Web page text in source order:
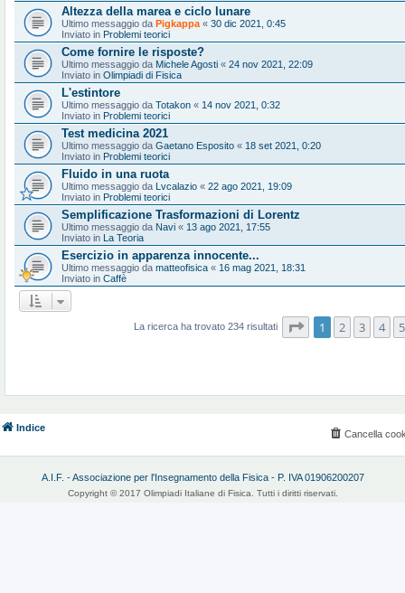
Altezza della marea e ciclo lunare
Ultimo messaggio da Pigkappa « 30 dic 2021, 0:45
Inviato in Problemi teorici
Come fornire le risposte?
Ultimo messaggio da Michele Agosti « 24 nov 2021, 22:09
Inviato in Olimpiadi di Fisica
L'estintore
Ultimo messaggio da Totakon « 14 nov 2021, 0:32
Inviato in Problemi teorici
Test medicina 2021
Ultimo messaggio da Gaetano Esposito « 18 set 2021, 0:20
Inviato in Problemi teorici
Fluido in una ruota
Ultimo messaggio da Lvcalazio « 22 ago 2021, 19:09
Inviato in Problemi teorici
Semplificazione Trasformazioni di Lorentz
Ultimo messaggio da Navi « 13 ago 2021, 17:55
Inviato in La Teoria
Esercizio in apparenza innocente...
Ultimo messaggio da matteofisica « 16 mag 2021, 18:31
Inviato in Caffè
La ricerca ha trovato 234 risultati Pagina1 di10
1 2 3 4 5
Indice
Cancella
A.I.F. - Associazione per l'Insegnamento della Fisica - P. IVA 01906200207
Copyright © 2017 Olimpiadi Italiane di Fisica. Tutti i diritti riservati.